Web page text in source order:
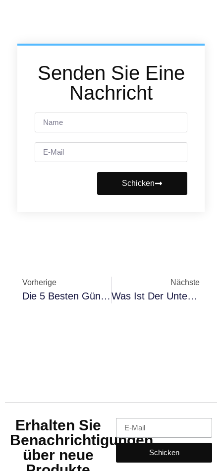
Senden Sie Eine
Nachricht
Schicken
Vorherige
Die 5 Besten Günstigen Autos Zum Kaufen Im Jahr 2025
Nächste
Was Ist Der Unterschied Zwischen 16-, 17-, 18- Und 19-Zoll-Rädern? Vorteile Und Nachteile
Erhalten Sie
Benachrichtigungen
über neue
Schicken